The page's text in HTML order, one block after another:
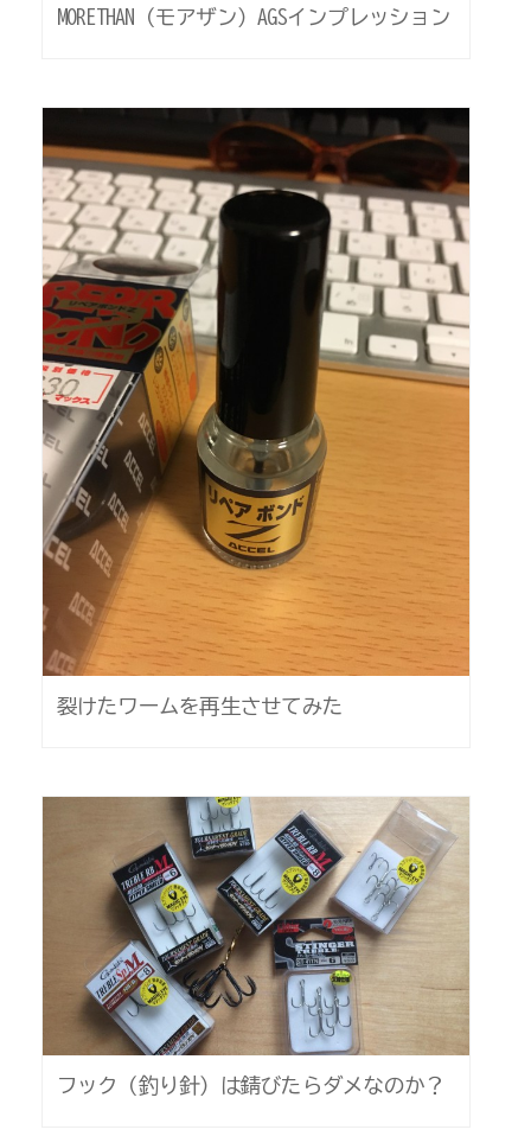
MORETHAN（モアザン）AGSインプレッション
裂けたワームを再生させてみた
フック（釣り針）は錆びたらダメなのか？